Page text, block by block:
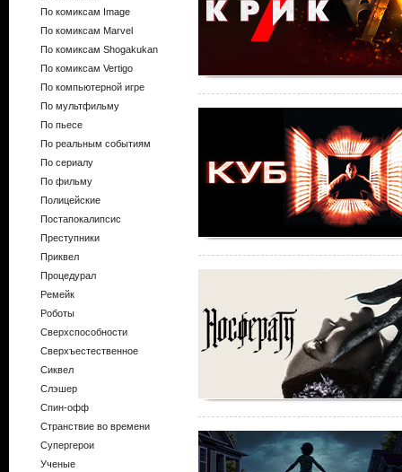
По комиксам Image
По комиксам Marvel
По комиксам Shogakukan
По комиксам Vertigo
По компьютерной игре
По мультфильму
По пьесе
По реальным событиям
По сериалу
По фильму
Полицейские
Постапокалипсис
Преступники
Приквел
Процедурал
Ремейк
Роботы
Сверхспособности
Сверхъестественное
Сиквел
Слэшер
Спин-офф
Странствие во времени
Супергерои
Ученые